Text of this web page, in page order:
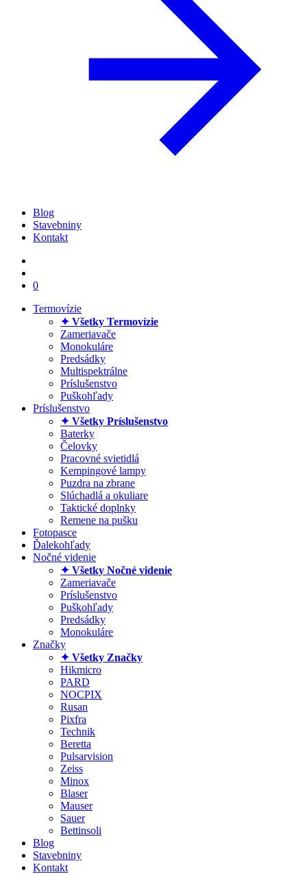
Blog
Stavebniny
Kontakt
0
Termovízie
✦ Všetky Termovízie
Zameriavače
Monokuláre
Predsádky
Multispektrálne
Príslušenstvo
Puškohľady
Príslušenstvo
✦ Všetky Príslušenstvo
Baterky
Čelovky
Pracovné svietidlá
Kempingové lampy
Puzdra na zbrane
Slúchadlá a okuliare
Taktické doplnky
Remene na pušku
Fotopasce
Ďalekohľady
Nočné videnie
✦ Všetky Nočné videnie
Zameriavače
Príslušenstvo
Puškohľady
Predsádky
Monokuláre
Značky
✦ Všetky Značky
Hikmicro
PARD
NOCPIX
Rusan
Pixfra
Technik
Beretta
Pulsarvision
Zeiss
Minox
Blaser
Mauser
Sauer
Bettinsoli
Blog
Stavebniny
Kontakt